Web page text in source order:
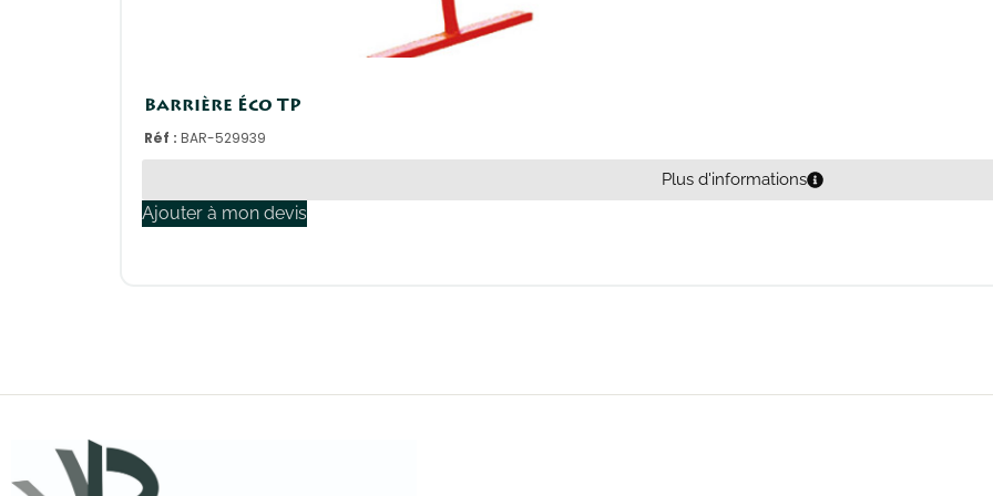
Barrière Éco TP
Réf : BAR-529939
Plus d'informations
Ajouter à mon devis